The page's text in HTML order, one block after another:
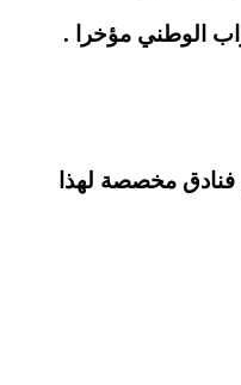
سبعة أيام في فنادق مخصصة لهذا